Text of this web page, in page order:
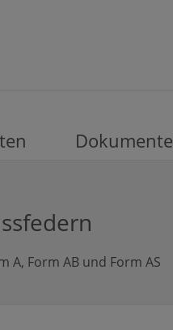
Dokumente
A, Form AB und Form AS